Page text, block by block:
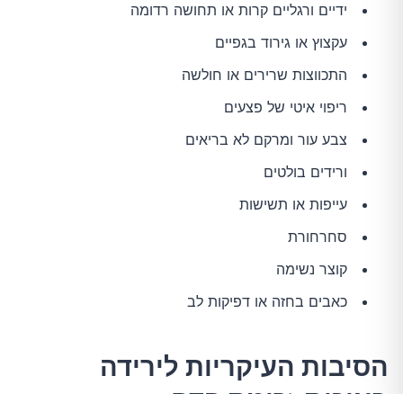
ידיים ורגליים קרות או תחושה רדומה
עקצוץ או גירוד בגפיים
התכווצות שרירים או חולשה
ריפוי איטי של פצעים
צבע עור ומרקם לא בריאים
ורידים בולטים
עייפות או תשישות
סחרחורת
קוצר נשימה
כאבים בחזה או דפיקות לב
הסיבות העיקריות לירידה